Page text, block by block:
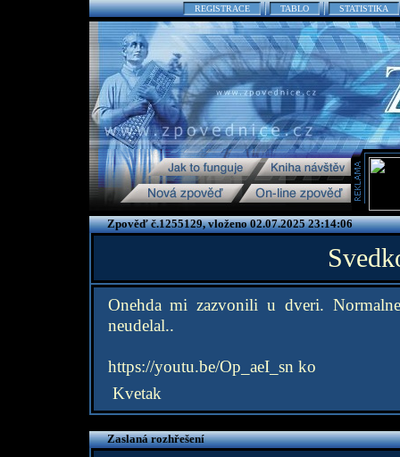
REGISTRACE TABLO STATISTIKA
Zpověď č.1255129, vloženo 02.07.2025 23:14:06
Onehda mi zazvonili u dveri.
neudelal..
https://youtu.be/Op_aeI_sn ko
Kvetak
Zaslaná rozhřešení